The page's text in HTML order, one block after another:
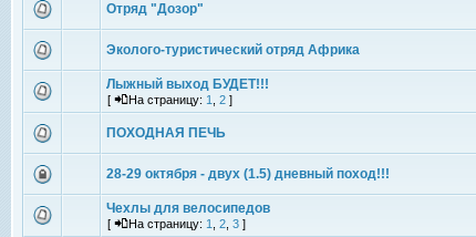
Отряд "Дозор"
Эколого-туристический отряд Африка
Лыжный выход БУДЕТ!!!
[ На страницу: 1 2 ]
ПОХОДНАЯ ПЕЧЬ
28-29 октября - двух (1.5) дневный поход!!!
Чехлы для велосипедов
[ На страницу: 1 2 3 ]